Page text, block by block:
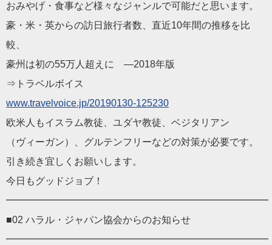
おみやげ・食事など様々なジャンルで可能だと思います。
豪・米・英からの訪日旅行者数、直近10年間の推移を比
較、
豪州は初の55万人超えに ―2018年版
⇒トラベルボイス
www.travelvoice.jp/20190130-125230
欧米人もイスラム教徒、ユダヤ教徒、ベジタリアン
（ヴィーガン）、グルテンフリーなどの対策が必要です。
引き続き宜しくお願いします。
今日もグッドジョブ！
━━━━━━━━━━━━━━━━━━━━━━━━━━━
■02 ハラル・ジャパン協会からのお知らせ
━━━━━━━━━━━━━━━━━━━━━━━━━━━